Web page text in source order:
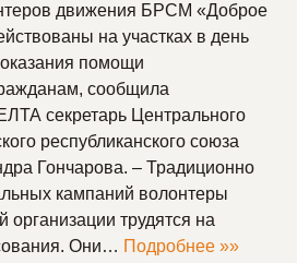
движения БРСМ «Доброе
на участках в день
помощи
сообщила
секретарь Центрального
республиканского союза
Гончарова. – Традиционно
кампаний волонтеры
трудятся на
Они… Подробнее »»